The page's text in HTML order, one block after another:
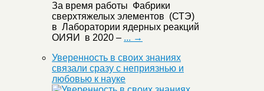
За время работы Фабрики
сверхтяжелых элементов (СТЭ)
в Лаборатории ядерных реакций
ОИЯИ в 2020 – ... →
Уверенность в своих знаниях
связали сразу с неприязнью и
любовью к науке